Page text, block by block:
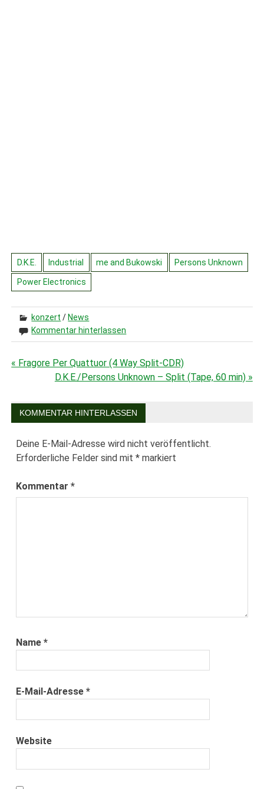
D.K.E. Industrial me and Bukowski Persons Unknown
Power Electronics
konzert / News
Kommentar hinterlassen
Beitragsnavigation
« Fragore Per Quattuor (4 Way Split-CDR)
D.K.E./Persons Unknown – Split (Tape, 60 min) »
KOMMENTAR HINTERLASSEN
Deine E-Mail-Adresse wird nicht veröffentlicht.
Erforderliche Felder sind mit* markiert
Kommentar*
Name*
E-Mail-Adresse*
Website